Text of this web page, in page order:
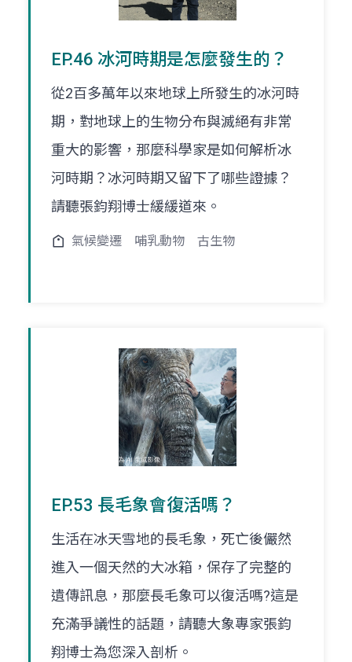
EP.46 冰河時期是怎麼發生的？
從2百多萬年以來地球上所發生的冰河時
期，對地球上的生物分布與滅絕有非常
重大的影響，那麼科學家是如何解析冰
河時期？冰河時期又留下了哪些證據？
請聽張鈞翔博士緩緩道來。
氣候變遷 哺乳動物 古生物
EP.53 長毛象會復活嗎？
生活在冰天雪地的長毛象，死亡後儼然
進入一個天然的大冰箱，保存了完整的
遺傳訊息，那麼長毛象可以復活嗎?這是
充滿爭議性的話題，請聽大象專家張鈞
翔博士為您深入剖析。